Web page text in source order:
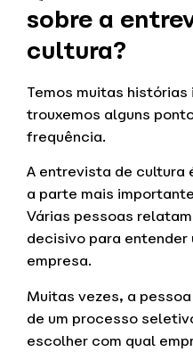
sobre a
cultura?
Temos muitas
trouxemos alguns
frequência.
A entrevista de cultura
a parte mais
Várias pessoas
decisivo para entender
empresa.
Muitas vezes, a
de um processo
escolher com qual